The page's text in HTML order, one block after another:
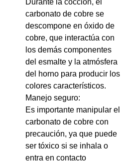
Durante la cocción, el
carbonato de cobre se
descompone en óxido de
cobre, que interactúa con
los demás componentes
del esmalte y la atmósfera
del horno para producir los
colores característicos.
Manejo seguro:
Es importante manipular el
carbonato de cobre con
precaución, ya que puede
ser tóxico si se inhala o
entra en contacto